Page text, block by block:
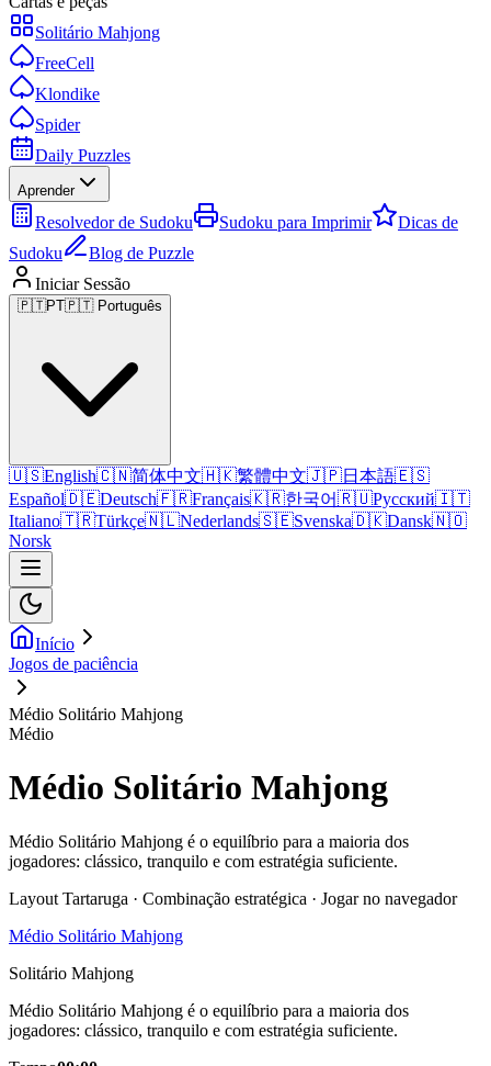
Solitário Mahjong
FreeCell
Klondike
Spider
Daily Puzzles
Aprender
Resolvedor de Sudoku Sudoku para Imprimir
Dicas de
Sudoku
Blog de Puzzle
Iniciar Sessão
🇵🇹PT🇵🇹 Português
🇺🇸English🇨🇳简体中文🇭🇰繁體中文🇯🇵日本語🇪🇸
Español🇩🇪Deutsch🇫🇷Français🇰🇷한국어🇷🇺Русский🇮🇹
Italiano🇹🇷Türkçe🇳🇱Nederlands🇸🇪Svenska🇩🇰Dansk🇳🇴
Norsk
Início
Jogos de paciência
Médio Solitário Mahjong
Médio
Médio Solitário Mahjong
Médio Solitário Mahjong é o equilíbrio para a maioria dos
jogadores: clássico, tranquilo e com estratégia suficiente.
Layout Tartaruga · Combinação estratégica · Jogar no navegador
Médio Solitário Mahjong
Solitário Mahjong
Médio Solitário Mahjong é o equilíbrio para a maioria dos
jogadores: clássico, tranquilo e com estratégia suficiente.